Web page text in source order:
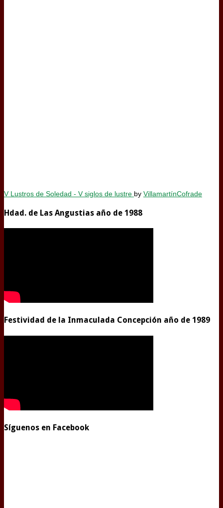
V Lustros de Soledad - V siglos de lustre by VillamartínCofrade
Hdad. de Las Angustias año de 1988
Festividad de la Inmaculada Concepción año de 1989
Síguenos en Facebook